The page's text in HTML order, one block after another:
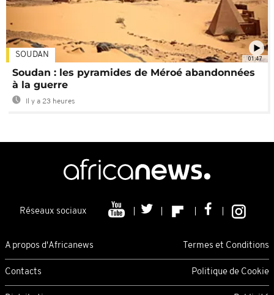
01:47
SOUDAN
Soudan : les pyramides de Méroé abandonnées
à la guerre
Il y a 23 heures
Réseaux sociaux
A propos d'Africanews Termes et Conditions
Contacts Politique de Cookie